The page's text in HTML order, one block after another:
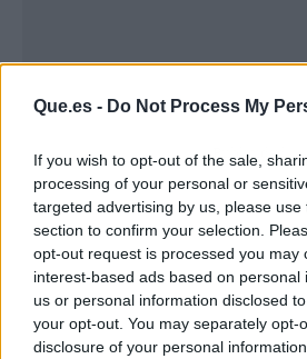
Que.es - Do Not Process My
If you wish to opt-out of the sale,
processing of your personal or
targeted advertising by us, please
section to confirm your selection.
opt-out request is processed you may
interest-based ads based on personal
us or personal information disclosed
your opt-out. You may separately opt-
disclosure of your personal
Publicidad